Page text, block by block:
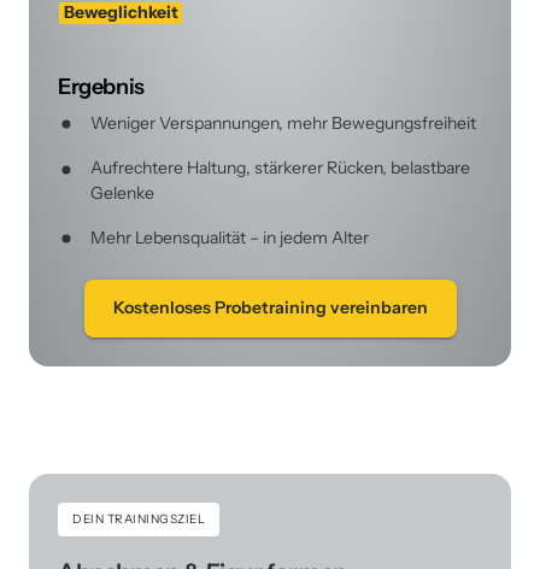
Beweglichkeit
Ergebnis
Weniger Verspannungen, mehr Bewegungsfreiheit
Aufrechtere Haltung, stärkerer Rücken, belastbare
Gelenke
Mehr Lebensqualität – in jedem Alter
Kostenloses Probetraining vereinbaren
DEIN TRAININGSZIEL